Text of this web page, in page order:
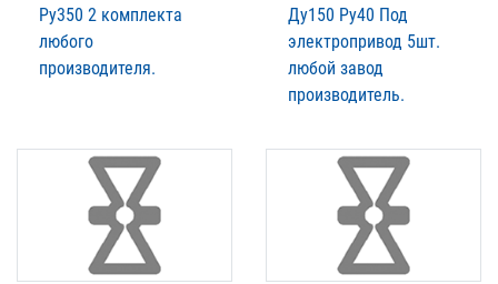
Ру350 2 комплекта
любого
производителя.
Ду150 Ру40 Под
электропривод 5шт.
любой завод
производитель.